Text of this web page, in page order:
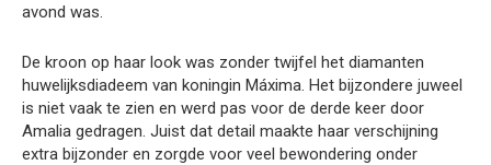
avond was.
De kroon op haar look was zonder twijfel het diamanten
huwelijksdiadeem van koningin Máxima. Het bijzondere juweel
is niet vaak te zien en werd pas voor de derde keer door
Amalia gedragen. Juist dat detail maakte haar verschijning
extra bijzonder en zorgde voor veel bewondering onder